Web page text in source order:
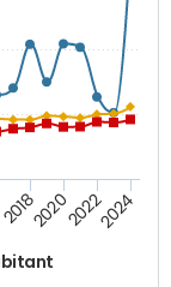
2018202020222024